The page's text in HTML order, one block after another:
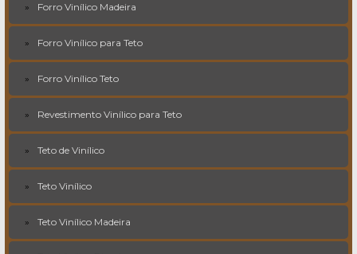
Forro Vinílico Madeira
Forro Vinílico para Teto
Forro Vinílico Teto
Revestimento Vinílico para Teto
Teto de Vinílico
Teto Vinílico
Teto Vinílico Madeira